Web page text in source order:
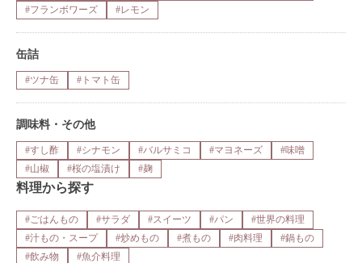
#フランボワーズ
#レモン
缶詰
#ツナ缶 #トマト缶
調味料・その他
#すし酢 #シナモン #バルサミコ #マヨネーズ
#味噌
#山椒
#桜の塩漬け #麹
料理から探す
#ごはんもの #サラダ #スイーツ #パン
#世界の料理
#汁もの・スープ
#炒めもの #煮もの #肉料理
#鍋もの
#飲み物
#魚介料理